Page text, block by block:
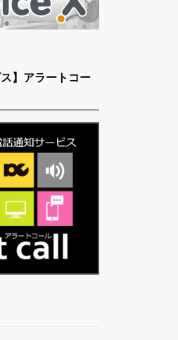
】アラートコー